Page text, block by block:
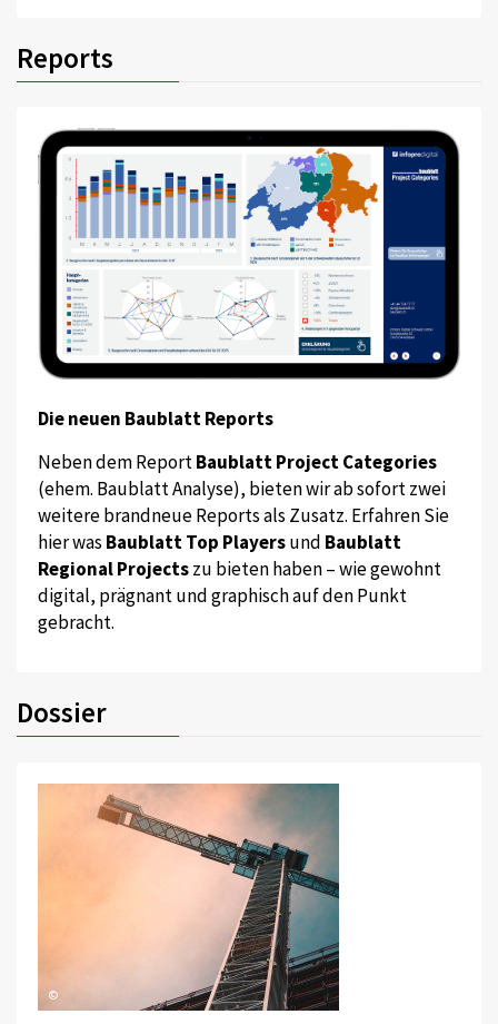
Reports
Die neuen Baublatt Reports
Neben dem ReportBaublatt Project Categories
(ehem. Baublatt Analyse), bieten wir ab sofort zwei
weitere brandneue Reports als Zusatz. Erfahren Sie
hier was Baublatt Top Playersund Baublatt
Regional Projectszu bieten haben – wie gewohnt
digital, prägnant und graphisch auf den Punkt
gebracht.
Dossier
©